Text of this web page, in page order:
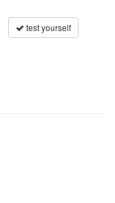
test yourself